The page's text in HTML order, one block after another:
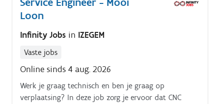
Loon
Infinity Jobs in IZEGEM
Vaste jobs
Online sinds 4 aug. 2026
Werk je graag technisch en ben je graag op
verplaatsing? In deze job zorg je ervoor dat CNC